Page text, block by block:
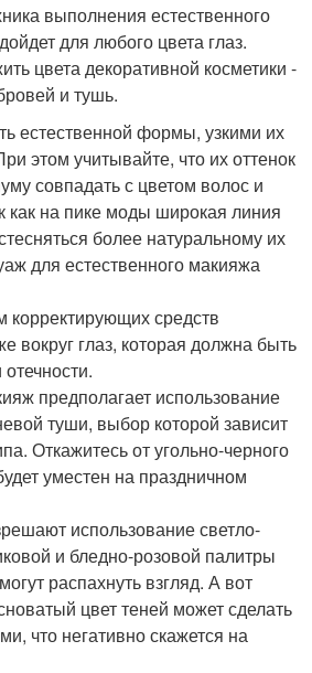
выполнения естественного
для любого цвета глаз.
цвета декоративной косметики -
и тушь.
естественной формы, узкими их
этом учитывайте, что их оттенок
совпадать с цветом волос и
как на пике моды широкая линия
более натуральному их
для естественного макияжа
средств
вокруг глаз, которая должна быть
предполагает использование
туши, выбор которой зависит
Откажитесь от угольно-черного
уместен на праздничном
использование светло-
и бледно-розовой палитры
распахнуть взгляд. А вот
цвет теней может сделать
что негативно скажется на